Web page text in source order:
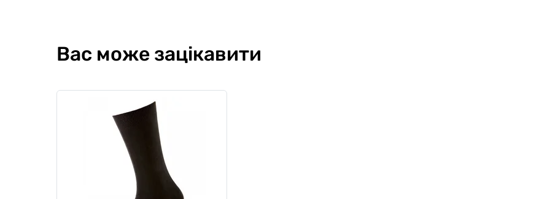
Шкарпетки чоловічі компресійні
Summer Multisport LowDry, чорні
254 грн
Вас може зацікавити